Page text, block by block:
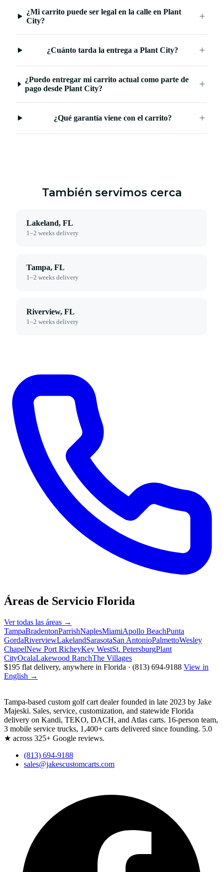
¿Mi carrito puede ser legal en la calle en Plant
City?
¿Cuánto tarda la entrega a Plant City?
¿Puedo entregar mi carrito actual como parte de
pago desde Plant City?
¿Qué garantía viene con el carrito?
También servimos cerca
Lakeland, FL
1–2 weeks delivery
Tampa, FL
1–2 weeks delivery
Riverview, FL
1–2 weeks delivery
Áreas de Servicio Florida
Ver todas las áreas →
TampaBradentonParrishNaplesMiamiApollo BeachPunta
GordaRiverviewLakelandSarasotaSan AntonioPalmettoWesley
ChapelNew Port RicheyKey WestSt. PetersburgPlant
CityOcalaLakewood RanchThe Villages
$195 flat delivery, anywhere in Florida · (813) 694-9188 View in
English →
Tampa-based custom golf cart dealer founded in late 2023 by Jake
Majeski. Sales, service, customization, and statewide Florida
delivery on Kandi, TEKO, DACH, and Atlas carts. 16-person team,
3 mobile service trucks, 1,400+ carts delivered since founding. 5.0
★ across 325+ Google reviews.
(813) 694-9188
sales@jakescustomcarts.com